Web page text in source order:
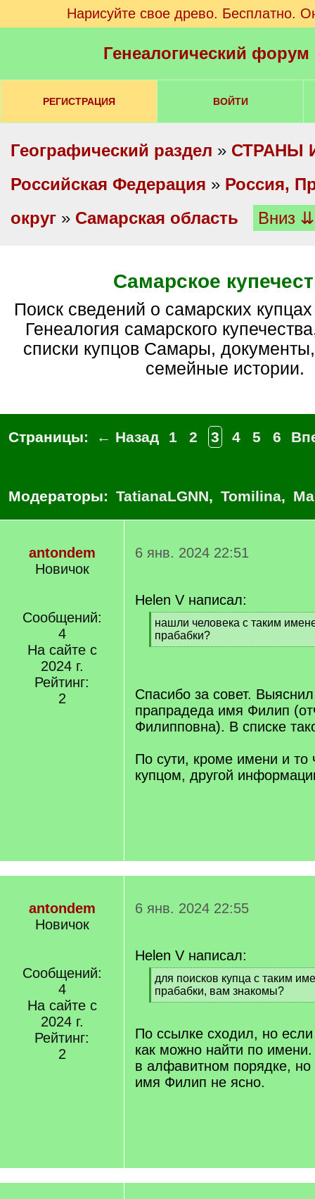
Нарисуйте свое древо. Бесплатно.
Генеалогический
РЕГИСТРАЦИЯ ВОЙТИ
Географический раздел » СТРАНЫ
Российская Федерация » Россия,
округ » Самарская область Вниз ⇊
Самарское
Поиск сведений о самарских купцах и их потомках.
Генеалогия самарского
списки купцов Самары,
семейные истории.
Страницы: ← Назад 1 2 3 4 5 6
Модераторы: TatianaLGNN, Tomilina,
antondem
Новичок
Сообщений:
4
На сайте с
2024 г.
Рейтинг:
2
6 янв. 2024 22:51
Helen V написал:
[
q
]
нашли человека с таким
прабабки?
[
Спасибо за совет.
прапрадеда имя Филип
Филипповна). В списке
По сути, кроме имени и то
купцом, другой
antondem
Новичок
Сообщений:
4
На сайте с
2024 г.
Рейтинг:
2
6 янв. 2024 22:55
Helen V написал:
[
q
]
для поисков купца с таким
прабабки, вам знакомы?
[
q
По ссылке сходил, но
как можно найти по
в алфавитном порядке, но
имя Филип не ясно.